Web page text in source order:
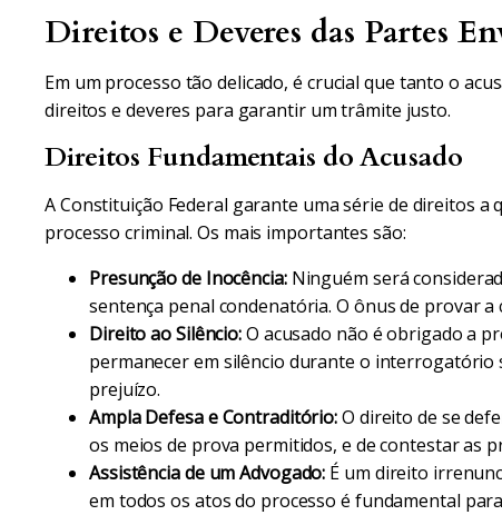
Direitos e Deveres das Partes
Em um processo tão delicado, é crucial que tanto o
direitos e deveres para garantir um trâmite justo.
Direitos Fundamentais do Acusado
A Constituição Federal garante uma série de direitos a
processo criminal. Os mais importantes são:
Presunção de Inocência:Ninguém será
sentença penal condenatória. O ônus de provar a
Direito ao Silêncio:O acusado não é obrigado a
permanecer em silêncio durante o interrogatório
prejuízo.
Ampla Defesa e Contraditório:O direito de se
os meios de prova permitidos, e de contestar as
Assistência de um Advogado: É um direito
em todos os atos do processo é fundamental